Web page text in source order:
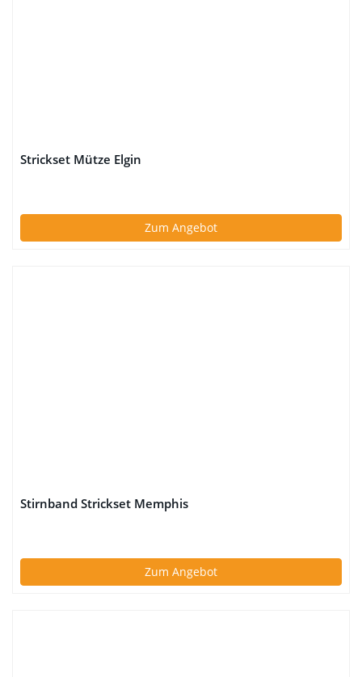
Strickset Mütze Elgin
Zum Angebot
Stirnband Strickset Memphis
Zum Angebot